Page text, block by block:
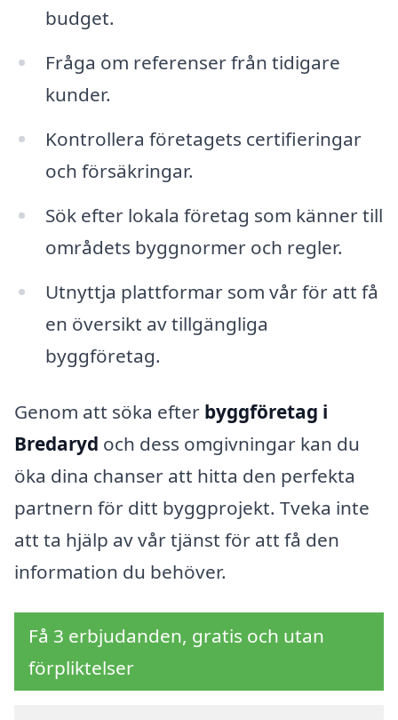
budget.
Fråga om referenser från tidigare
kunder.
Kontrollera företagets certifieringar
och försäkringar.
Sök efter lokala företag som känner till
områdets byggnormer och regler.
Utnyttja plattformar som vår för att få
en översikt av tillgängliga
byggföretag.
Genom att söka efter byggföretag i
Bredaryd och dess omgivningar kan du
öka dina chanser att hitta den perfekta
partnern för ditt byggprojekt. Tveka inte
att ta hjälp av vår tjänst för att få den
information du behöver.
Få 3 erbjudanden, gratis och utan
förpliktelser